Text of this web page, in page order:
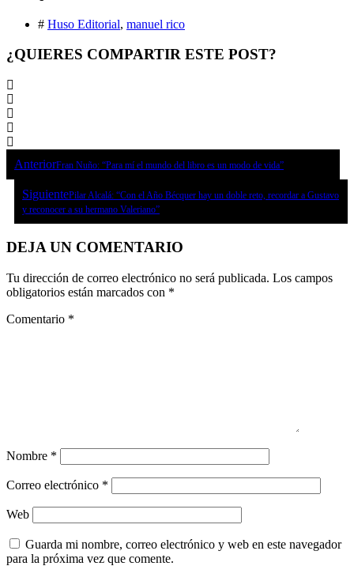
# Huso Editorial, manuel rico
¿QUIERES COMPARTIR ESTE POST?
AnteriorFran Nuño: “Para mí el mundo del libro es un modo de vida”
SiguientePilar Alcalá: “Con el Año Bécquer hay un doble reto, recordar a Gustavo
y reconocer a su hermano Valeriano”
DEJA UN COMENTARIO
Tu dirección de correo electrónico no será publicada. Los campos
obligatorios están marcados con *
Comentario *
Nombre *
Correo electrónico *
Web
Guarda mi nombre, correo electrónico y web en este navegador
para la próxima vez que comente.